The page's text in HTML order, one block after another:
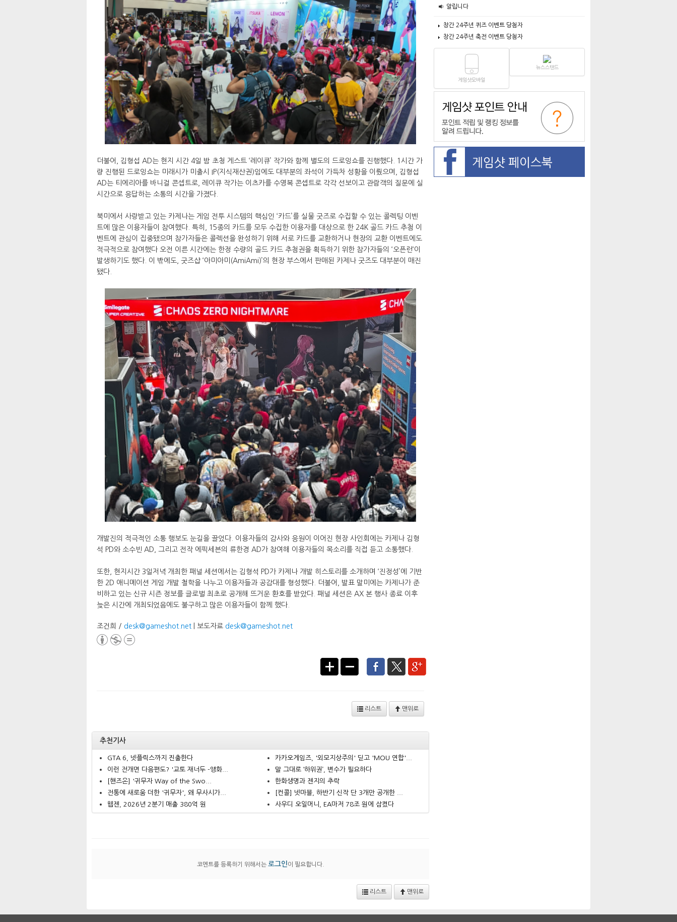
더불어, 김형섭 AD는 현지 시간 4일 밤 초청 게스트 ‘레이큐’ 작가와 함께 별도의 드로잉쇼를 진행했다. 1시간 가
량 진행된 드로잉쇼는 미래시가 미출시 IP(지식재산권)임에도 대부분의 좌석이 가득차 성황을 이뤘으며, 김형섭
AD는 티에리아를 바니걸 콘셉트로, 레이큐 작가는 이츠카를 수영복 콘셉트로 각각 선보이고 관람객의 질문에 실
시간으로 응답하는 소통의 시간을 가졌다.
북미에서 사랑받고 있는 카제나는 게임 전투 시스템의 핵심인 ‘카드’를 실물 굿즈로 수집할 수 있는 콜렉팅 이벤
트에 많은 이용자들이 참여했다. 특히, 15종의 카드를 모두 수집한 이용자를 대상으로 한 24K 골드 카드 추첨 이
벤트에 관심이 집중됐으며 참가자들은 콜렉션을 완성하기 위해 서로 카드를 교환하거나 현장의 교환 이벤트에도
적극적으로 참여했다 오전 이른 시간에는 한정 수량의 골드 카드 추첨권을 획득하기 위한 참가자들의 ‘오픈런‘이
발생하기도 했다. 이 밖에도, 굿즈샵 ‘아미아미(AmiAmi)’의 현장 부스에서 판매된 카제나 굿즈도 대부분이 매진
됐다.
개발진의 적극적인 소통 행보도 눈길을 끌었다. 이용자들의 감사와 응원이 이어진 현장 사인회에는 카제나 김형
석 PD와 소수빈 AD, 그리고 전작 에픽세븐의 류한경 AD가 참여해 이용자들의 목소리를 직접 듣고 소통했다.
또한, 현지시간 3일저녁 개최한 패널 세션에서는 김형석 PD가 카제나 개발 히스토리를 소개하며 ‘진정성’에 기반
한 2D 애니메이션 게임 개발 철학을 나누고 이용자들과 공감대를 형성했다. 더불어, 발표 말미에는 카제나가 준
비하고 있는 신규 시즌 정보를 글로벌 최초로 공개해 뜨거운 환호를 받았다. 패널 세션은 AX 본 행사 종료 이후
늦은 시간에 개최되었음에도 불구하고 많은 이용자들이 함께 했다.​
조건희 / desk@gameshot.net | 보도자료 desk@gameshot.net
리스트 맨위로
추천기사
GTA 6, 넷플릭스까지 진출한다
이런 전개면 다음편도? '교토 재너두 -앵화...
[핸즈온] '귀무자 Way of the Swo...
전통에 새로움 더한 '귀무자', 왜 무사시가...
웹젠, 2026년 2분기 매출 380억 원
카카오게임즈, '외모지상주의' 딛고 'MOU 연합'...
말 그대로 ‘하위권’, 변수가 필요하다
한화생명과 젠지의 추락
[컨콜] 넷마블, 하반기 신작 단 3개만 공개한 ...
사우디 오일머니, EA마저 78조 원에 삼켰다
코멘트를 등록하기 위해서는 로그인이 필요합니다.
리스트 맨위로
알립니다
창간 24주년 퀴즈 이벤트 당첨자
창간 24주년 축전 이벤트 당첨자
게임샷모바일
뉴스스탠드